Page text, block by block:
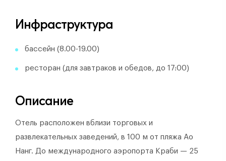
Инфраструктура
бассейн (8.00-19.00)
ресторан (для завтраков и обедов, до 17:00)
Описание
Отель расположен вблизи торговых и
развлекательных заведений, в 100 м от пляжа Ао
Нанг. До международного аэропорта Краби — 25